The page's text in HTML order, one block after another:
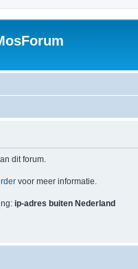
dit forum.
voor meer informatie.
ip-adres buiten Nederland